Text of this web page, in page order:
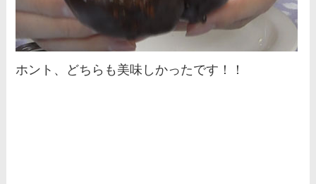
ホント、どちらも美味しかったです！！